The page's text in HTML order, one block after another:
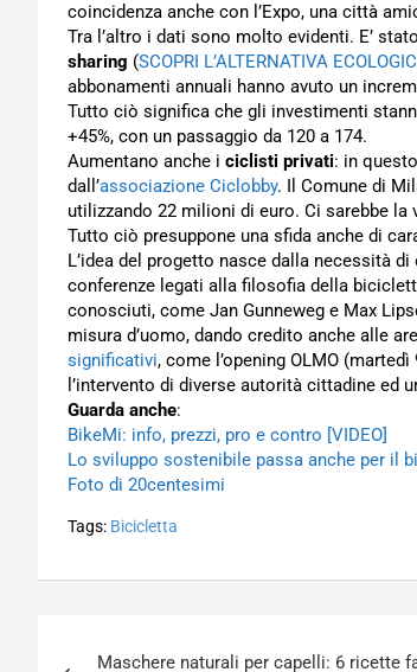
coincidenza anche con l’Expo, una città
Tra l’altro i dati sono molto evidenti. E’
sharing (SCOPRI L’ALTERNATIVA
abbonamenti annuali hanno avuto un
Tutto ciò significa che gli investimenti
+45%, con un passaggio da 120 a 174.
Aumentano anche i ciclisti privati: in
dall’associazione Ciclobby. Il Comune di
utilizzando 22 milioni di euro. Ci sarebbe
Tutto ciò presuppone una sfida anche di
L’idea del progetto nasce dalla necessità
conferenze legati alla filosofia della
conosciuti, come Jan Gunneweg e Max
misura d’uomo, dando credito anche alle
significativi, come l’opening OLMO
l’intervento di diverse autorità cittadine ed
Guarda anche:
BikeMi: info, prezzi, pro e contro [VIDEO]
Lo sviluppo sostenibile passa anche per il
Foto di 20centesimi
Tags: Bicicletta
Maschere naturali per capelli: 6 ricette